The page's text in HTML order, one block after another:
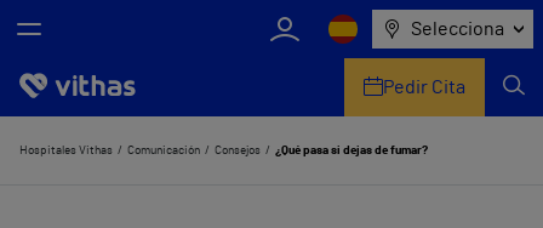
Selecciona
Nosotros
Pedir Cita
Hospitales Vithas Comunicación Consejos ¿Qué pasa si dejas de fumar?